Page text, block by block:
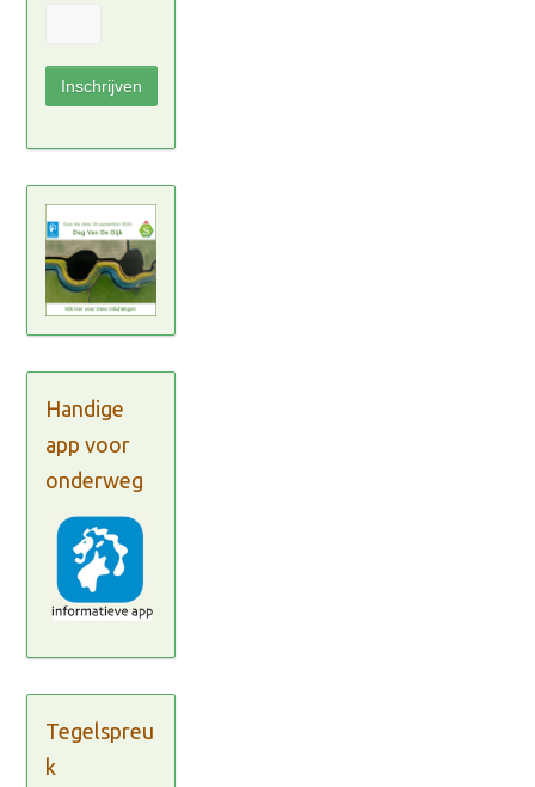
Handige
app voor
onderweg
Tegelspreu
k